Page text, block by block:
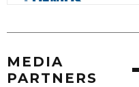
MEDIA
PARTNERS